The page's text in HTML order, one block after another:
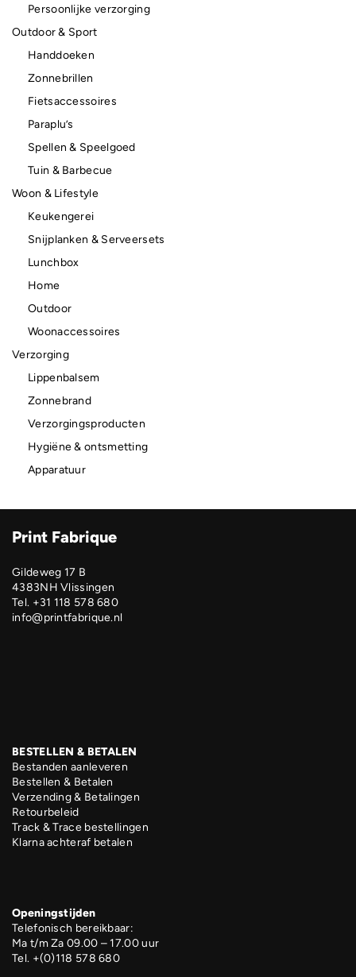
Persoonlijke verzorging
Outdoor & Sport
Handdoeken
Zonnebrillen
Fietsaccessoires
Paraplu’s
Spellen & Speelgoed
Tuin & Barbecue
Woon & Lifestyle
Keukengerei
Snijplanken & Serveersets
Lunchbox
Home
Outdoor
Woonaccessoires
Verzorging
Lippenbalsem
Zonnebrand
Verzorgingsproducten
Hygiëne & ontsmetting
Apparatuur
Print Fabrique
Gildeweg 17 B
4383NH Vlissingen
Tel. +31 118 578 680
info@printfabrique.nl
BESTELLEN & BETALEN
Bestanden aanleveren
Bestellen & Betalen
Verzending & Betalingen
Retourbeleid
Track & Trace bestellingen
Klarna achteraf betalen
Openingstijden
Telefonisch bereikbaar:
Ma t/m Za 09.00 – 17.00 uur
Tel. +(0)118 578 680